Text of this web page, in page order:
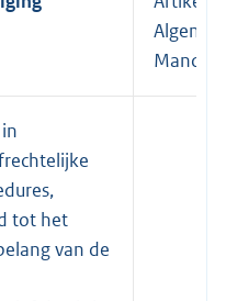
tot het
van de